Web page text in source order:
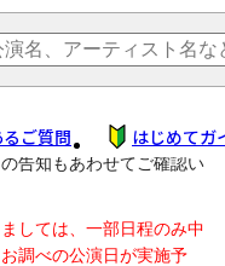
ご質問 はじめてガ
、以下公演日リンクから
告知もあわせてご確認い
しては、一部日程のみ中
調べの公演日が実施予